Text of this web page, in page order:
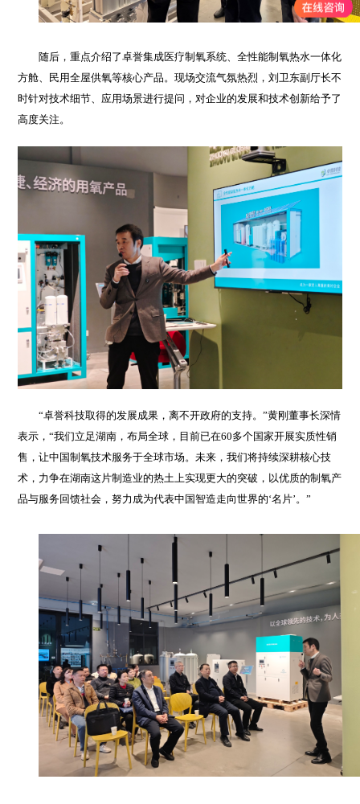
随后，重点介绍了卓誉集成医疗制氧系统、全性能制氧热水一体化
方舱、民用全屋供氧等核心产品。现场交流气氛热烈，刘卫东副厅长不
时针对技术细节、应用场景进行提问，对企业的发展和技术创新给予了
高度关注。
“卓誉科技取得的发展成果，离不开政府的支持。”黄刚董事长深情
表示，“我们立足湖南，布局全球，目前已在60多个国家开展实质性销
售，让中国制氧技术服务于全球市场。未来，我们将持续深耕核心技
术，力争在湖南这片制造业的热土上实现更大的突破，以优质的制氧产
品与服务回馈社会，努力成为代表中国智造走向世界的‘名片’。”